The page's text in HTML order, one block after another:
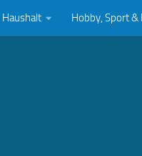
Haushalt Hobby, Sport &